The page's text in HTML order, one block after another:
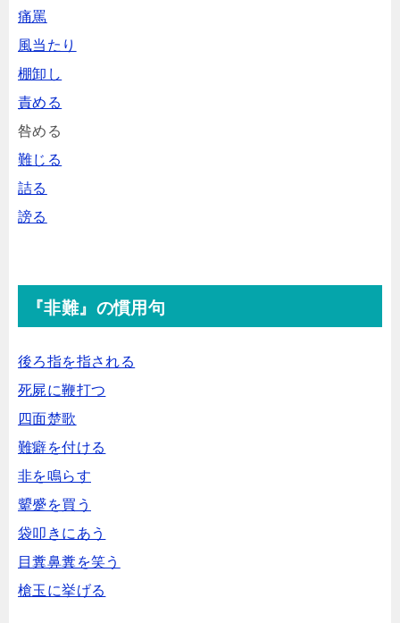
痛罵
風当たり
棚卸し
責める
咎める
難じる
詰る
謗る
『非難』の慣用句
後ろ指を指される
死屍に鞭打つ
四面楚歌
難癖を付ける
非を鳴らす
顰蹙を買う
袋叩きにあう
目糞鼻糞を笑う
槍玉に挙げる